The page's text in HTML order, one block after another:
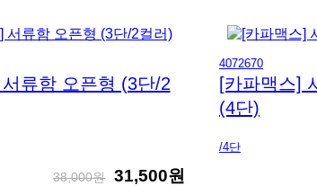
류함 오픈형 (3단/2
38,000원 31,500원
4072670
[카파맥스]
(4단)
/4단